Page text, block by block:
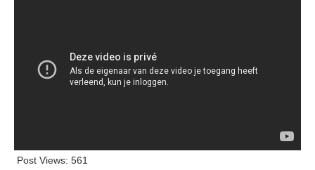
Post Views: 561